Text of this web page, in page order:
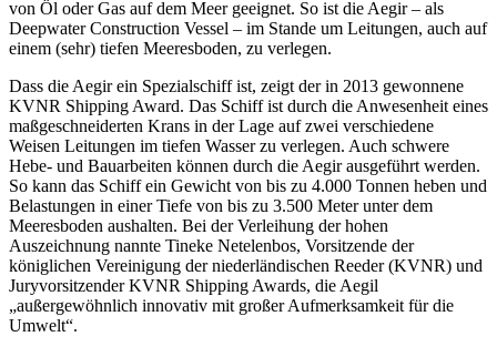
von Öl oder Gas auf dem Meer geeignet. So ist die Aegir – als
Deepwater Construction Vessel – im Stande um Leitungen, auch auf
einem (sehr) tiefen Meeresboden, zu verlegen.
Dass die Aegir ein Spezialschiff ist, zeigt der in 2013 gewonnene
KVNR Shipping Award. Das Schiff ist durch die Anwesenheit eines
maßgeschneiderten Krans in der Lage auf zwei verschiedene
Weisen Leitungen im tiefen Wasser zu verlegen. Auch schwere
Hebe- und Bauarbeiten können durch die Aegir ausgeführt werden.
So kann das Schiff ein Gewicht von bis zu 4.000 Tonnen heben und
Belastungen in einer Tiefe von bis zu 3.500 Meter unter dem
Meeresboden aushalten. Bei der Verleihung der hohen
Auszeichnung nannte Tineke Netelenbos, Vorsitzende der
königlichen Vereinigung der niederländischen Reeder (KVNR) und
Juryvorsitzender KVNR Shipping Awards, die Aegil
„außergewöhnlich innovativ mit großer Aufmerksamkeit für die
Umwelt“.